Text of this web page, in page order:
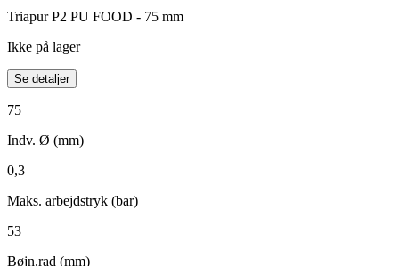
Triapur P2 PU FOOD - 75 mm
Ikke på lager
Se detaljer
75
Indv. Ø (mm)
0,3
Maks. arbejdstryk (bar)
53
Bøjn.rad (mm)